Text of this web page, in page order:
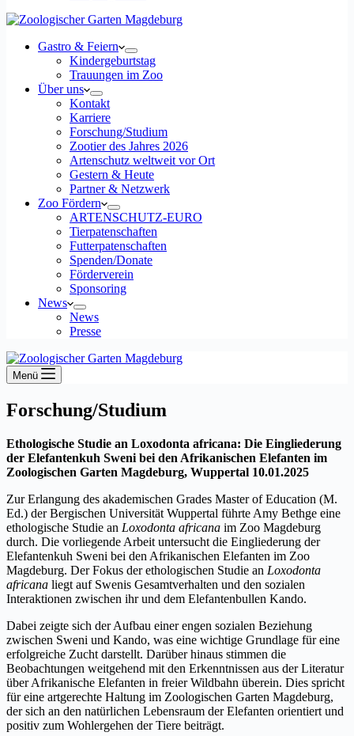
Gastro & Feiern
Kindergeburtstag
Trauungen im Zoo
Über uns
Kontakt
Karriere
Forschung/Studium
Zootier des Jahres 2026
Artenschutz weltweit vor Ort
Gestern & Heute
Partner & Netzwerk
Zoo Fördern
ARTENSCHUTZ-EURO
Tierpatenschaften
Futterpatenschaften
Spenden/Donate
Förderverein
Sponsoring
News
News
Presse
Menü
Forschung/Studium
Ethologische Studie an Loxodonta africana: Die Eingliederung
der Elefantenkuh Sweni bei den Afrikanischen Elefanten im
Zoologischen Garten Magdeburg, Wuppertal 10.01.2025
Zur Erlangung des akademischen Grades Master of Education (M.
Ed.) der Bergischen Universität Wuppertal führte Amy Bethge eine
ethologische Studie an Loxodonta africana im Zoo Magdeburg
durch. Die vorliegende Arbeit untersucht die Eingliederung der
Elefantenkuh Sweni bei den Afrikanischen Elefanten im Zoo
Magdeburg. Der Fokus der ethologischen Studie an Loxodonta
africana liegt auf Swenis Gesamtverhalten und den sozialen
Interaktionen zwischen ihr und dem Elefantenbullen Kando.
Dabei zeigte sich der Aufbau einer engen sozialen Beziehung
zwischen Sweni und Kando, was eine wichtige Grundlage für eine
erfolgreiche Zucht darstellt. Darüber hinaus stimmen die
Beobachtungen weitgehend mit den Erkenntnissen aus der Literatur
über Afrikanische Elefanten in freier Wildbahn überein. Dies spricht
für eine artgerechte Haltung im Zoologischen Garten Magdeburg,
der sich an den natürlichen Lebensraum der Elefanten orientiert und
positiv zum Wohlergehen der Tiere beiträgt.